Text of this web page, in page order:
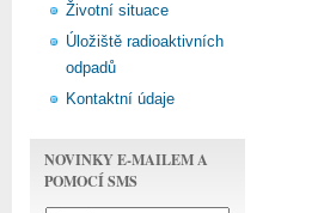
Životní situace
Úložiště radioaktivních
odpadů
Kontaktní údaje
NOVINKY E-MAILEM A
POMOCÍ SMS